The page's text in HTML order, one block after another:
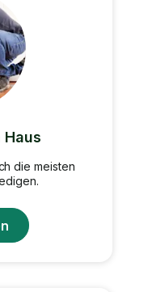
Haus
die meisten